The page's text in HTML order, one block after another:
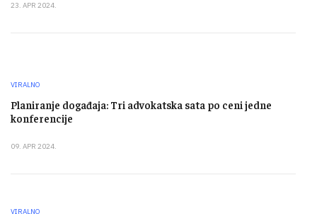
23. APR 2024.
VIRALNO
Planiranje događaja: Tri advokatska sata po ceni jedne
konferencije
09. APR 2024.
VIRALNO